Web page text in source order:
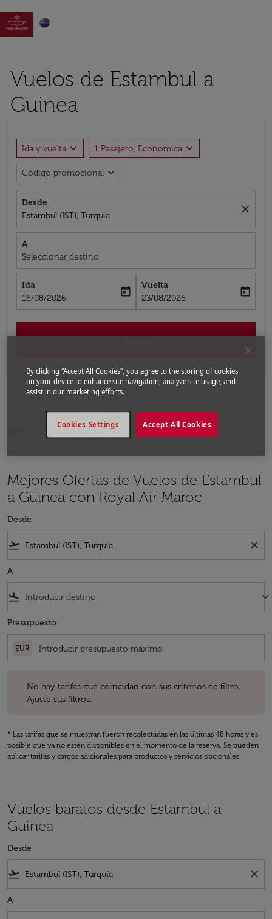

Vuelos de Estambul a
Guinea
Ida y vuelta expand_more 1 Pasajero, Economica expand_more
Código promocional expand_more
Desde
Estambul (IST), Turquía
close
A
Seleccionar destino
Ida
fc-booking-departure-date-aria-label
16/08/2026
today
Vuelta
fc-booking-return-date-aria-label
23/08/2026
today
Vuelos a Guinea
Vuelos
Mejores Ofertas de Vuelos de Estambul
a Guinea con Royal Air Maroc
Desde
flight_takeoff close
A
flight_land keyboard_arrow_down
Presupuesto
EUR
No hay tarifas que coincidan con sus criterios de filtro.
Ajuste sus filtros.
* Las tarifas que se muestran fueron recolectadas en las últimas 48 horas y es
posible que ya no estén disponibles en el momento de la reserva. Se pueden
aplicar tarifas y cargos adicionales para productos y servicios opcionales.
Vuelos baratos desde Estambul a
Guinea
Desde
flight_takeoff close
A
By clicking “Accept All Cookies”, you agree to the storing of cookies
on your device to enhance site navigation, analyze site usage, and
assist in our marketing efforts.
Accept All Cookies
Cookies Settings